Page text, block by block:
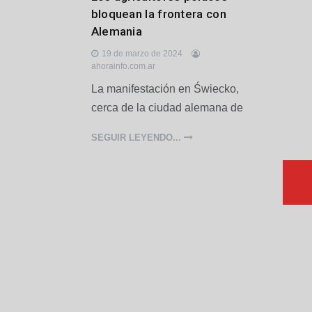
t
e
r
n
c
i
a
bloquean la frontera con
Alemania
19 de marzo de 2024
ahorainfo.com.ar
La manifestación en Świecko,
cerca de la ciudad alemana de
SEGUIR LEYENDO...